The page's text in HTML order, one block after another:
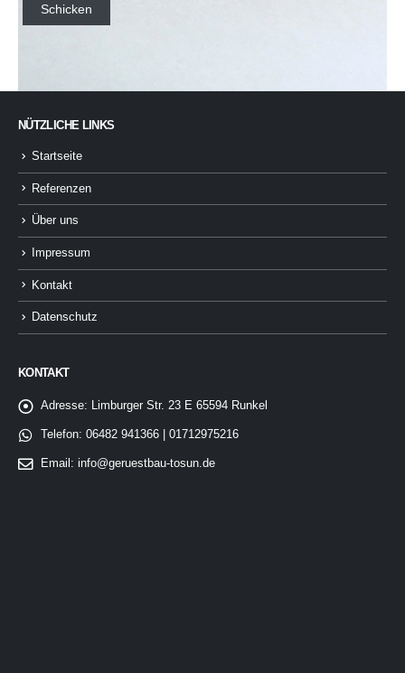
NÜTZLICHE LINKS
Startseite
Referenzen
Über uns
Impressum
Kontakt
Datenschutz
KONTAKT
Adresse: Limburger Str. 23 E 65594 Runkel
Telefon: 06482 941366 | 01712975216
Email: info@geruestbau-tosun.de